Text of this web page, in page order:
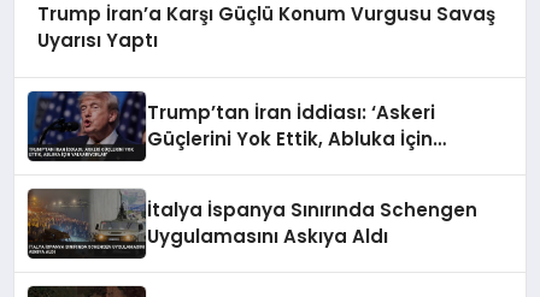
Trump İran’a Karşı Güçlü Konum Vurgusu Savaş
Uyarısı Yaptı
Trump’tan İran İddiası: ‘Askeri
Güçlerini Yok Ettik, Abluka İçin
İtalya İspanya Sınırında Schengen
Uygulamasını Askıya Aldı